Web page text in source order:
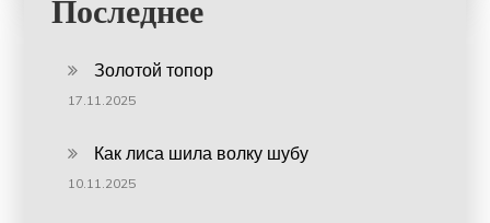
Последнее
Золотой топор
17.11.2025
Как лиса шила волку шубу
10.11.2025